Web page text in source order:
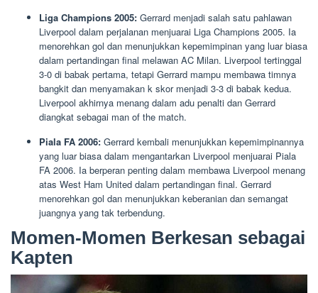
Liga Champions 2005: Gerrard menjadi salah satu pahlawan
Liverpool dalam perjalanan menjuarai Liga Champions 2005. Ia
menorehkan gol dan menunjukkan kepemimpinan yang luar biasa
dalam pertandingan final melawan AC Milan. Liverpool tertinggal
3-0 di babak pertama, tetapi Gerrard mampu membawa timnya
bangkit dan menyamakan k skor menjadi 3-3 di babak kedua.
Liverpool akhirnya menang dalam adu penalti dan Gerrard
diangkat sebagai man of the match.
Piala FA 2006: Gerrard kembali menunjukkan kepemimpinannya
yang luar biasa dalam mengantarkan Liverpool menjuarai Piala
FA 2006. Ia berperan penting dalam membawa Liverpool menang
atas West Ham United dalam pertandingan final. Gerrard
menorehkan gol dan menunjukkan keberanian dan semangat
juangnya yang tak terbendung.
Momen-Momen Berkesan sebagai
Kapten